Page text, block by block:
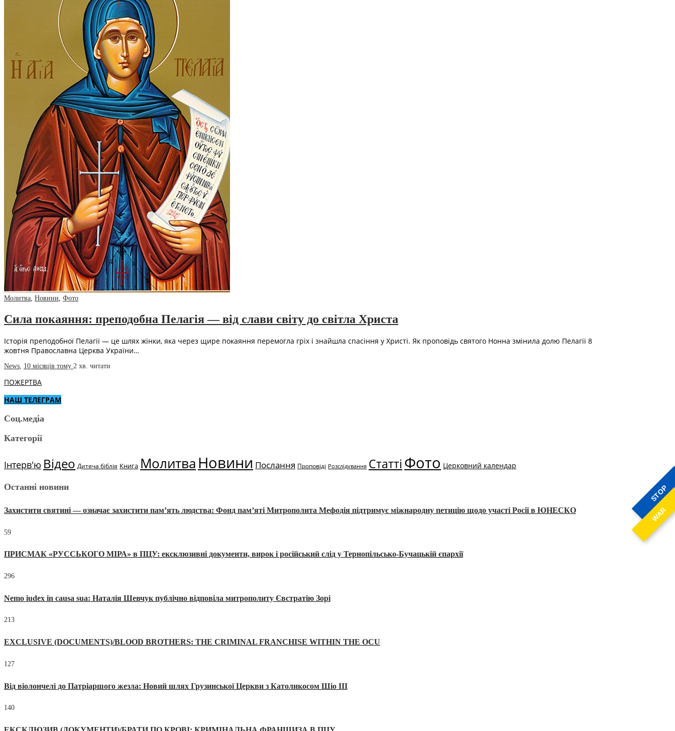
STOP
WAR
Молитва, Новини, Фото
Сила покаяння: преподобна Пелагія — від слави світу до світла Христа
Історія преподобної Пелагії — це шлях жінки, яка через щире покаяння перемогла гріх і знайшла спасіння у Христі. Як проповідь святого Нонна змінила долю Пелагії 8
жовтня Православна Церква України…
News, 10 місяців тому 2 хв. читати
ПОЖЕРТВА
НАШ ТЕЛЕГРАМ
Соц.медіа
Категорії
Інтерв'ю Відео Дитяча біблія Книга МолитваНовини Послання Проповіді Розслідування Статті Фото Церковний календар
Останні новини
Захистити святині — означає захистити пам’ять людства: Фонд пам’яті Митрополита Мефодія підтримує міжнародну петицію щодо участі Росії в ЮНЕСКО
59
ПРИСМАК «РУССЬКОГО МІРА» в ПЦУ: ексклюзивні документи, вирок і російський слід у Тернопільсько-Бучацькій єпархії
296
Nemo iudex in causa sua: Наталія Шевчук публічно відповіла митрополиту Євстратію Зорі
213
EXCLUSIVE (DOCUMENTS)/BLOOD BROTHERS: THE CRIMINAL FRANCHISE WITHIN THE OCU
127
Від віолончелі до Патріаршого жезла: Новий шлях Грузинської Церкви з Католикосом Шіо III
140